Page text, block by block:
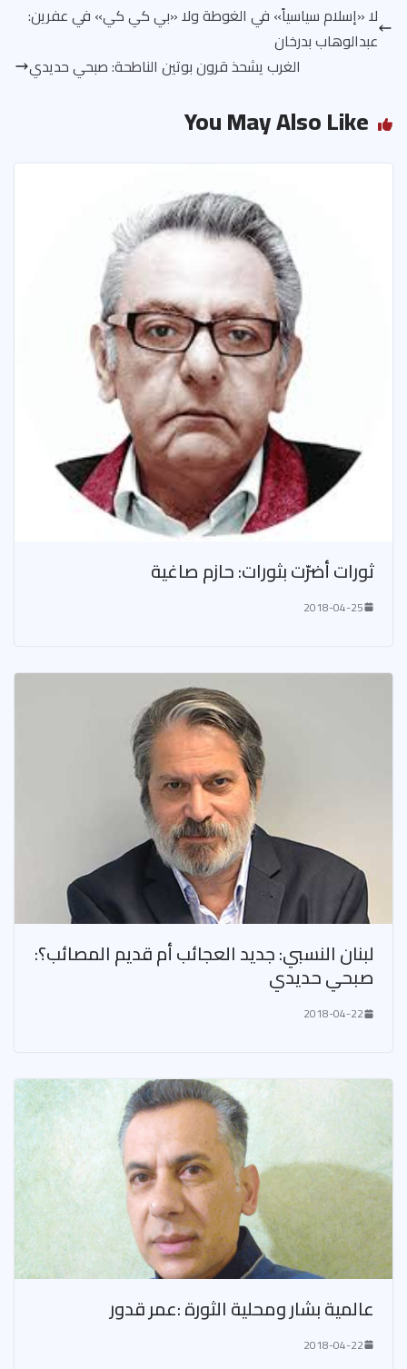
لا «إسلام سياسياً» في الغوطة ولا «بي كي كي» في عفرين:
عبدالوهاب بدرخان
الغرب يشحذ قرون بوتين الناطحة: صبحي حديدي
You May Also Like
ثورات أضرّت بثورات: حازم صاغية
2018-04-25
لبنان النسبي: جديد العجائب أم قديم المصائب؟:
صبحي حديدي
2018-04-22
عالمية بشار ومحلية الثورة :عمر قدور
2018-04-22